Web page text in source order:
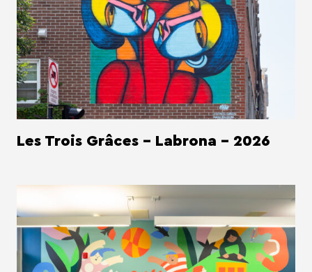
Les Trois Grâces - Labrona - 2026